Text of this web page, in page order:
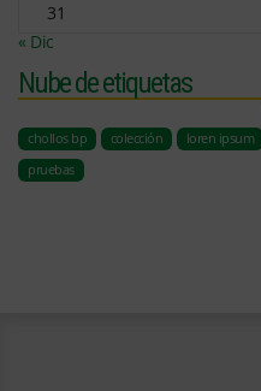
31
« Dic
Nube de etiquetas
chollos bp colección loren ipsum
pruebas